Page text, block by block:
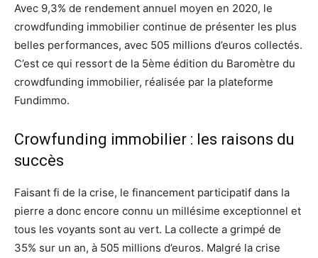
Avec 9,3% de rendement annuel moyen en 2020, le
crowdfunding immobilier continue de présenter les plus
belles performances, avec 505 millions d’euros collectés.
C’est ce qui ressort de la 5ème édition du Baromètre du
crowdfunding immobilier, réalisée par la plateforme
Fundimmo.
Crowfunding immobilier : les raisons du
succès
Faisant fi de la crise, le financement participatif dans la
pierre a donc encore connu un millésime exceptionnel et
tous les voyants sont au vert. La collecte a grimpé de
35% sur un an, à 505 millions d’euros. Malgré la crise